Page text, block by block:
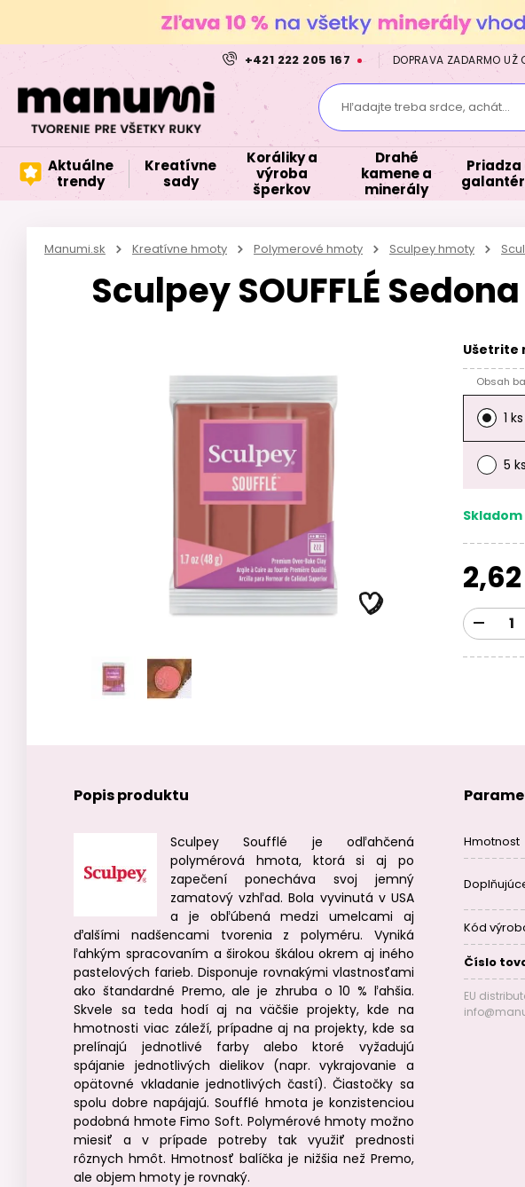
+421 222 205 167 DOPRAVA ZADARMO UŽ
Hľadajte treba srdce, achát...
Aktuálne
trendy
Kreatívne
sady
Koráliky a
výroba
šperkov
Drahé
kamene a
minerály
Priadza
Manumi.sk Kreatívne hmoty Polymerové hmoty Sculpey hmoty
Sculpey SOUFFLÉ
Ušetrite
Obsah
1 ks
5 ks
Skladom
Popis produktu
Sculpey Soufflé je odľahčená
polymérová hmota, ktorá si aj po
zapečení ponecháva svoj jemný
zamatový vzhľad. Bola vyvinutá v USA
a je obľúbená medzi umelcami aj
ďalšími nadšencami tvorenia z polyméru. Vyniká
ľahkým spracovaním a širokou škálou okrem aj iného
pastelových farieb. Disponuje rovnakými vlastnosťami
ako štandardné Premo, ale je zhruba o 10 % ľahšia.
Skvele sa teda hodí aj na väčšie projekty, kde na
hmotnosti viac záleží, prípadne aj na projekty, kde sa
prelínajú jednotlivé farby alebo ktoré vyžadujú
spájanie jednotlivých dielikov (napr. vykrajovanie a
opätovné vkladanie jednotlivých častí). Čiastočky sa
spolu dobre napájajú. Soufflé hmota je konzistenciou
podobná hmote Fimo Soft. Polymérové hmoty možno
miesiť a v prípade potreby tak využiť prednosti
rôznych hmôt. Hmotnosť balíčka je nižšia než Premo,
ale objem hmoty je rovnaký.
Hmotnost
Kód
Číslo
EU